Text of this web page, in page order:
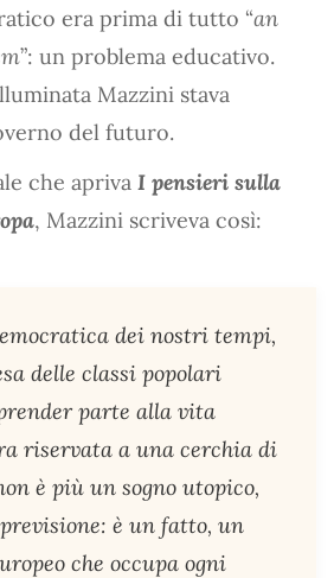
era prima di tutto “an
”: un problema educativo.
Mazzini stava
del futuro.
che apriva I pensieri sulla
, Mazzini scriveva così:
dei nostri tempi,
delle classi popolari
parte alla vita
riservata a una cerchia di
è più un sogno utopico,
è un fatto, un
che occupa ogni